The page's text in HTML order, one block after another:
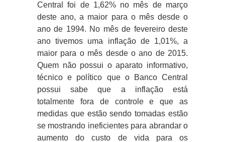
Central foi de 1,62% no mês de março
deste ano, a maior para o mês desde o
ano de 1994. No mês de fevereiro deste
ano tivemos uma inflação de 1,01%, a
maior para o mês desde o ano de 2015.
Quem não possui o aparato informativo,
técnico e político que o Banco Central
possui sabe que a inflação está
totalmente fora de controle e que as
medidas que estão sendo tomadas estão
se mostrando ineficientes para abrandar o
aumento do custo de vida para os